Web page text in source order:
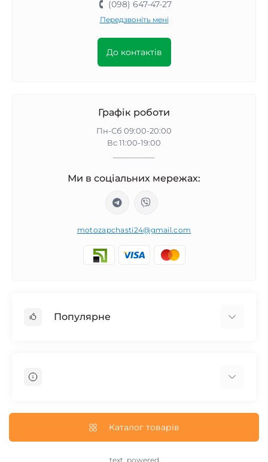
(098) 647-47-27
Передзвоніть мені
До контактів
Графік роботи
Пн-Сб 09:00-20:00
Вс 11:00-19:00
Ми в соціальних мережах:
motozapchasti24@gmail.com
Популярне
Запчасти на мотоцикл Ява
Запчасти на мотоцикл Восход
Запчасти на Дельту / Delta
Доставка и Оплата
Пользовательское соглашение
Каталог товарів
text_powered